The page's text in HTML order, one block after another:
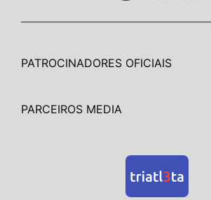
PATROCINADORES OFICIAIS
PARCEIROS MEDIA